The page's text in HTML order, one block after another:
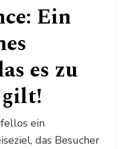
Ein
es zu
ein
das Besucher